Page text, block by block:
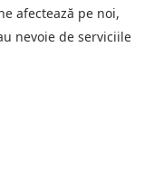
afectează pe noi,
nevoie de serviciile